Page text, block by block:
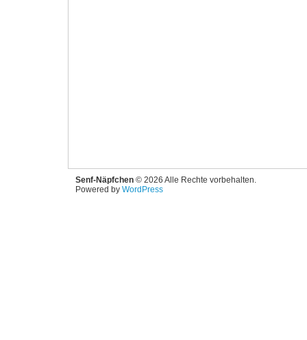
Senf-Näpfchen © 2026 Alle Rechte vorbehalten.
Powered by WordPress